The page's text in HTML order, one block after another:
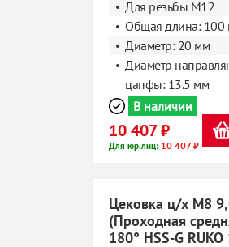
Для резьбы M12
Общая длина: 100
Диаметр: 20 мм
Диаметр
цапфы: 13.5 мм
В наличии
10 407 ₽
Для юр.лиц: 10 407 ₽
Цековка ц/х M8
(Проходная
180° HSS-G